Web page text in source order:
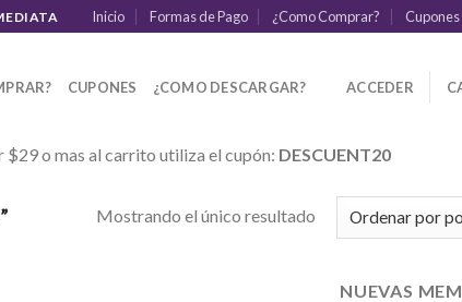
Inicio Formas de Pago ¿Como Comprar? Cupones
CUPONES ¿COMO DESCARGAR? ACCEDER
$29 o mas al carrito utiliza el cupón: DESCUENT20
Mostrando el único resultado
NUEVAS